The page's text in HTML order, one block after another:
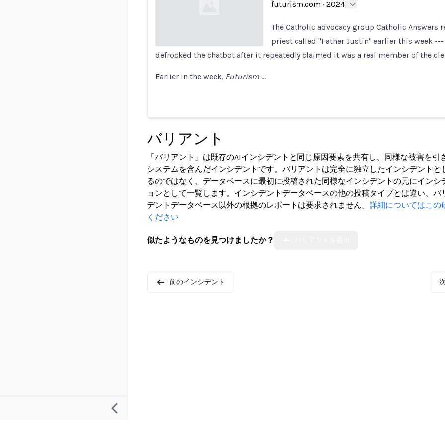
futurism.com · 2024
The Catholic advocacy group Catholic Answers
priest called "Father Justin" earlier this week
defrocked the chatbot after it repeatedly claimed it was a real member of the
Earlier in the week, Futurism …
バリアント
「バリアント」は既存のAIインシデントと同じ原因要素を共有し、同様な被害を引
システムを含んだインシデントです。バリアントは完全に独立したインシデントと
るのではなく、データベースに最初に投稿された同様なインシデントの元にインシ
ョンとして一覧します。インシデントデータベースの他の投稿タイプとは違い、バ
デントデータベース以外の根拠のレポートは要求されません。 詳細についてはこの
ください
似たようなものを見つけましたか？
前のインシデント